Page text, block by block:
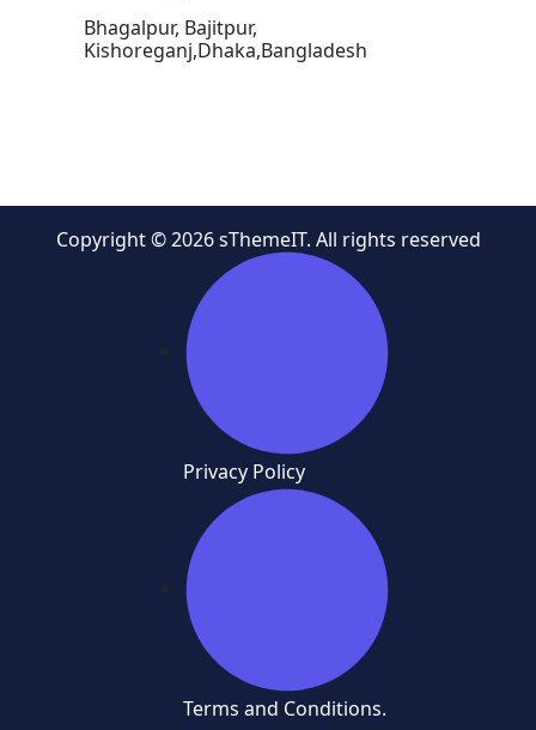
Bhagalpur, Bajitpur,
Kishoreganj,Dhaka,Bangladesh
Copyright © 2026 sThemeIT. All rights reserved
Privacy Policy
Terms and Conditions.